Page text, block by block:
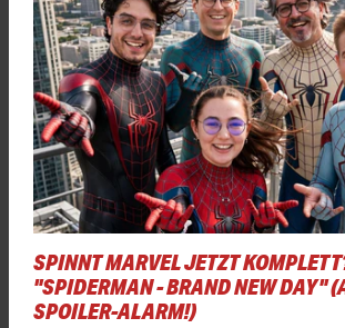
SPINNT MARVEL JETZT
"SPIDERMAN - BRAND NEW DAY"
SPOILER-ALARM!)